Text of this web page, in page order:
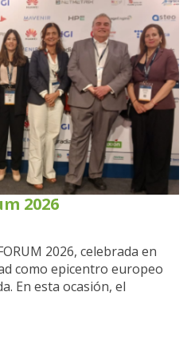
2026
2026, celebrada en
como epicentro europeo
En esta ocasión, el